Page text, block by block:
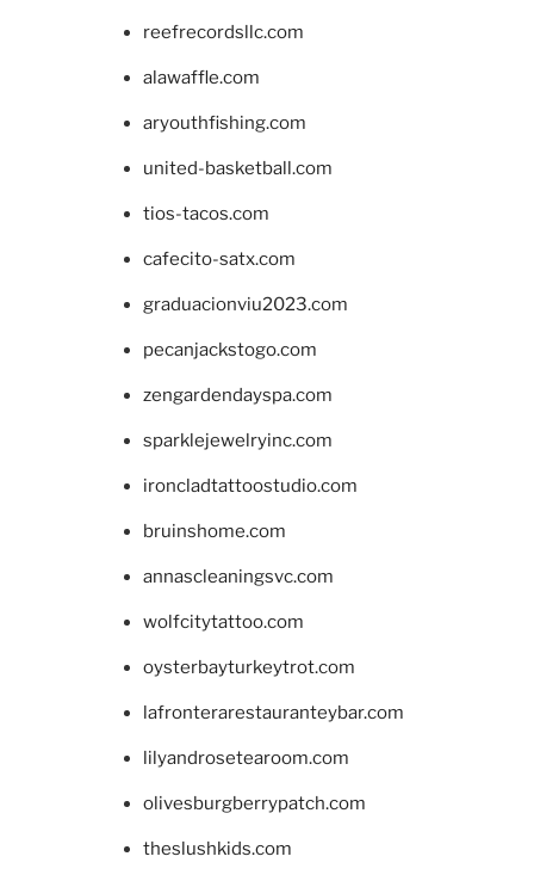
reefrecordsllc.com
alawaffle.com
aryouthfishing.com
united-basketball.com
tios-tacos.com
cafecito-satx.com
graduacionviu2023.com
pecanjackstogo.com
zengardendayspa.com
sparklejewelryinc.com
ironcladtattoostudio.com
bruinshome.com
annascleaningsvc.com
wolfcitytattoo.com
oysterbayturkeytrot.com
lafronterarestauranteybar.com
lilyandrosetearoom.com
olivesburgberrypatch.com
theslushkids.com